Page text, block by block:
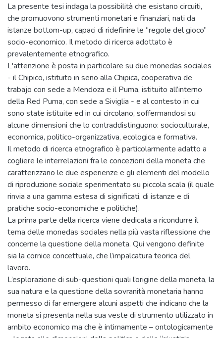
La presente tesi indaga la possibilità che esistano circuiti,
che promuovono strumenti monetari e finanziari, nati da
istanze bottom-up, capaci di ridefinire le “regole del gioco”
socio-economico. Il metodo di ricerca adottato è
prevalentemente etnografico.
L'attenzione è posta in particolare su due monedas sociales
- il Chipico, istituito in seno alla Chipica, cooperativa de
trabajo con sede a Mendoza e il Puma, istituito all’interno
della Red Puma, con sede a Siviglia - e al contesto in cui
sono state istituite ed in cui circolano, soffermandosi su
alcune dimensioni che lo contraddistinguono: socioculturale,
economica, politico-organizzativa, ecologica e formativa.
Il metodo di ricerca etnografico è particolarmente adatto a
cogliere le interrelazioni fra le concezioni della moneta che
caratterizzano le due esperienze e gli elementi del modello
di riproduzione sociale sperimentato su piccola scala (il quale
rinvia a una gamma estesa di significati, di istanze e di
pratiche socio-economiche e politiche).
La prima parte della ricerca viene dedicata a ricondurre il
tema delle monedas sociales nella più vasta riflessione che
concerne la questione della moneta. Qui vengono definite
sia la cornice concettuale, che l’impalcatura teorica del
lavoro.
L’esplorazione di sub-questioni quali l’origine della moneta, la
sua natura e la questione della sovranità monetaria hanno
permesso di far emergere alcuni aspetti che indicano che la
moneta si presenta nella sua veste di strumento utilizzato in
ambito economico ma che è intimamente – ontologicamente